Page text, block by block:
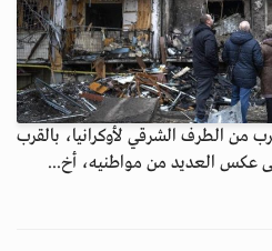
الطرف الشرقي لأوكرانيا، بالقرب
عكس العديد من مواطنيه، أخ...